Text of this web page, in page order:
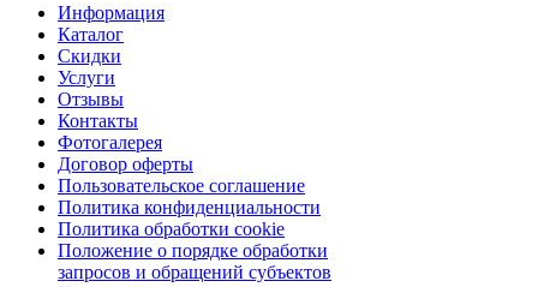
Информация
Каталог
Скидки
Услуги
Отзывы
Контакты
Фотогалерея
Договор оферты
Пользовательское соглашение
Политика конфиденциальности
Политика обработки cookie
Положение о порядке обработки
запросов и обращений субъектов